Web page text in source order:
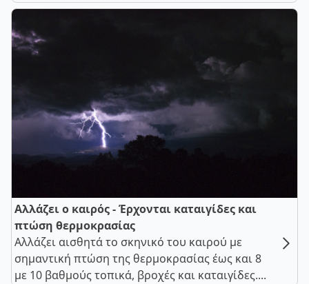
Αλλάζει ο καιρός - Έρχονται καταιγίδες και
πτώση θερμοκρασίας
Αλλάζει αισθητά το σκηνικό του καιρού με
σημαντική πτώση της θερμοκρασίας έως και 8
με 10 βαθμούς τοπικά, βροχές και καταιγίδες....